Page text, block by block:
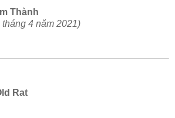
Thành
tháng 4 năm 2021)
Rat